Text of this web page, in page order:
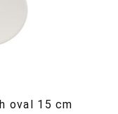
oval 15 cm